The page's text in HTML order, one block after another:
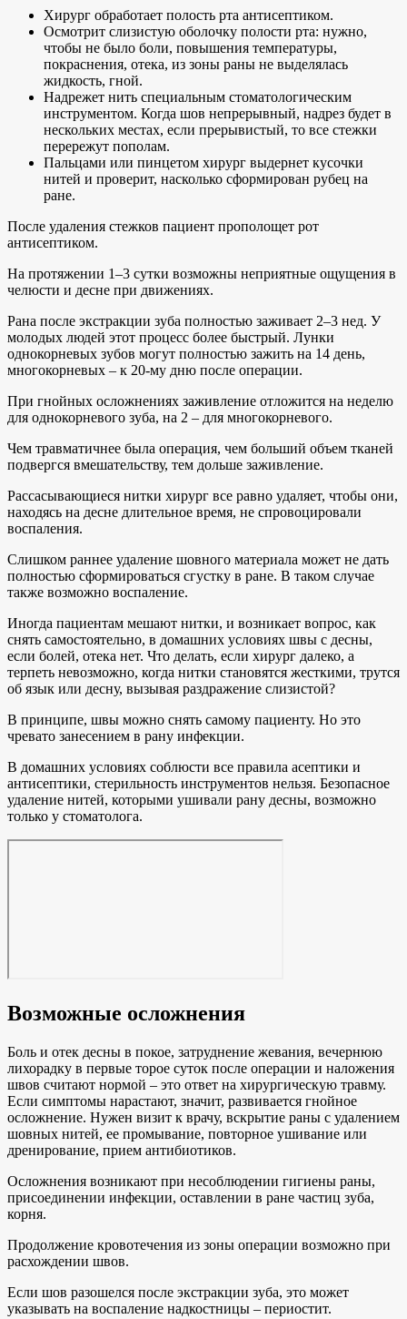
Хирург обработает полость рта антисептиком.
Осмотрит слизистую оболочку полости рта: нужно,
чтобы не было боли, повышения температуры,
покраснения, отека, из зоны раны не выделялась
жидкость, гной.
Надрежет нить специальным стоматологическим
инструментом. Когда шов непрерывный, надрез будет в
нескольких местах, если прерывистый, то все стежки
перережут пополам.
Пальцами или пинцетом хирург выдернет кусочки
нитей и проверит, насколько сформирован рубец на
ране.
После удаления стежков пациент прополощет рот
антисептиком.
На протяжении 1–3 сутки возможны неприятные ощущения в
челюсти и десне при движениях.
Рана после экстракции зуба полностью заживает 2–3 нед. У
молодых людей этот процесс более быстрый. Лунки
однокорневых зубов могут полностью зажить на 14 день,
многокорневых – к 20-му дню после операции.
При гнойных осложнениях заживление отложится на неделю
для однокорневого зуба, на 2 – для многокорневого.
Чем травматичнее была операция, чем больший объем тканей
подвергся вмешательству, тем дольше заживление.
Рассасывающиеся нитки хирург все равно удаляет, чтобы они,
находясь на десне длительное время, не спровоцировали
воспаления.
Слишком раннее удаление шовного материала может не дать
полностью сформироваться сгустку в ране. В таком случае
также возможно воспаление.
Иногда пациентам мешают нитки, и возникает вопрос, как
снять самостоятельно, в домашних условиях швы с десны,
если болей, отека нет. Что делать, если хирург далеко, а
терпеть невозможно, когда нитки становятся жесткими, трутся
об язык или десну, вызывая раздражение слизистой?
В принципе, швы можно снять самому пациенту. Но это
чревато занесением в рану инфекции.
В домашних условиях соблюсти все правила асептики и
антисептики, стерильность инструментов нельзя. Безопасное
удаление нитей, которыми ушивали рану десны, возможно
только у стоматолога.
Возможные осложнения
Боль и отек десны в покое, затруднение жевания, вечернюю
лихорадку в первые торое суток после операции и наложения
швов считают нормой – это ответ на хирургическую травму.
Если симптомы нарастают, значит, развивается гнойное
осложнение. Нужен визит к врачу, вскрытие раны с удалением
шовных нитей, ее промывание, повторное ушивание или
дренирование, прием антибиотиков.
Осложнения возникают при несоблюдении гигиены раны,
присоединении инфекции, оставлении в ране частиц зуба,
корня.
Продолжение кровотечения из зоны операции возможно при
расхождении швов.
Если шов разошелся после экстракции зуба, это может
указывать на воспаление надкостницы – периостит.